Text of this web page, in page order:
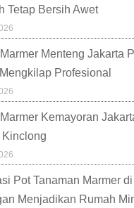
Tetap Bersih Awet
Menteng Jakarta
Profesional
Kemayoran
Kinclong
Pot Tanaman Marmer
Menjadikan Rumah